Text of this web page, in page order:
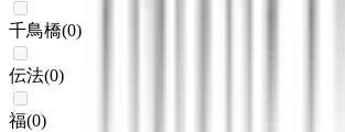
千鳥橋(0)
伝法(0)
福(0)